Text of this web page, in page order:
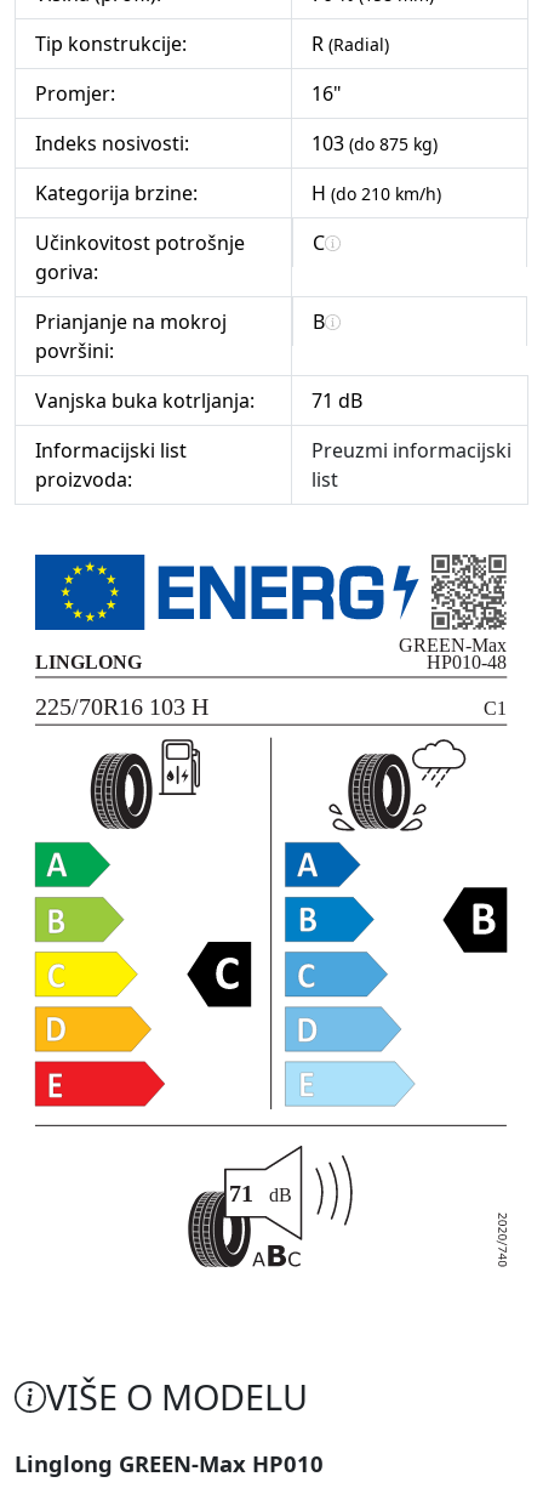
Tip konstrukcije: R (Radial)
Promjer:
16"
Indeks nosivosti:
103 (do 875 kg)
Kategorija brzine: H (do 210 km/h)
Učinkovitost potrošnje
goriva:
C
Prianjanje na mokroj
površini:
B
Vanjska buka kotrljanja:
71 dB
Informacijski list
proizvoda:
Preuzmi informacijski
list
VIŠE O MODELU
Linglong GREEN-Max HP010